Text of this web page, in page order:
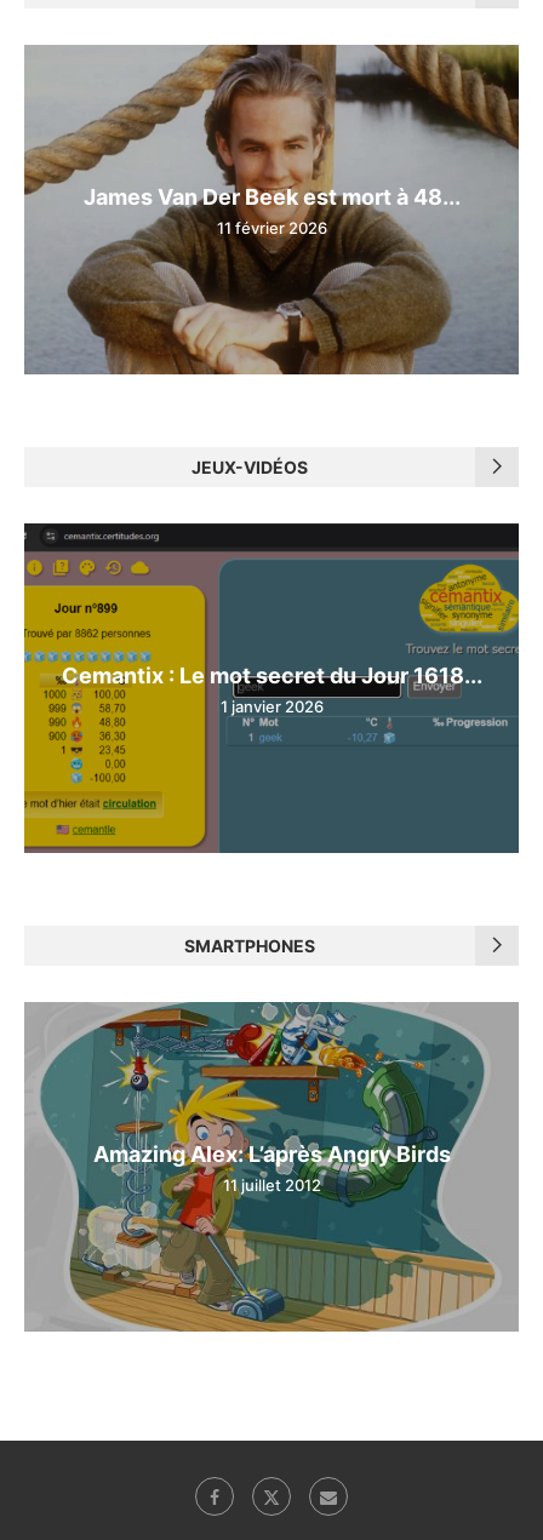
James Van Der Beek est mort à 48...
11 février 2026
JEUX-VIDÉOS
Cemantix : Le mot secret du Jour 1618...
1 janvier 2026
SMARTPHONES
Amazing Alex: L’après Angry Birds
11 juillet 2012